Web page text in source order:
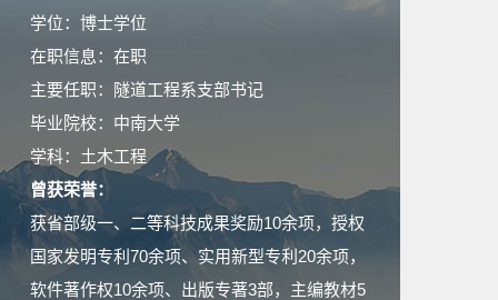
学位：博士学位
在职信息：在职
主要任职：隧道工程系支部书记
毕业院校：中南大学
学科：土木工程
曾获荣誉：
获省部级一、二等科技成果奖励10余项，授权
国家发明专利70余项、实用新型专利20余项，
软件著作权10余项、出版专著3部，主编教材5